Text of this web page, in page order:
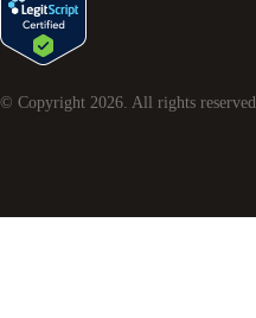
© Copyright 2026 . All rights reserved.